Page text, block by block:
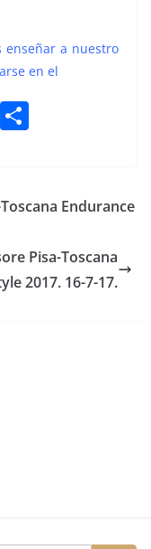
enseñar a nuestro
en el
Pi
p
rt
ir
Endurance
Pisa-Toscana
2017. 16-7-17.